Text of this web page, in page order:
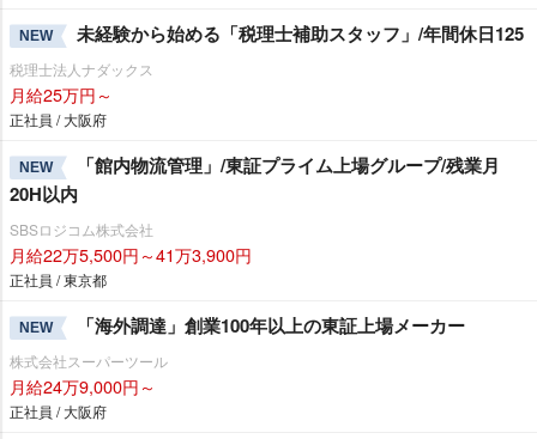
NEW 未経験から始める「税理士補助スタッフ」/年間休日125
税理士法人ナダックス
月給25万円～
正社員 / 大阪府
NEW
「館内物流管理」/東証プライム上場グループ/残業月
20H以内
SBSロジコム株式会社
月給22万5,500円～41万3,900円
正社員 / 東京都
NEW 「海外調達」創業100年以上の東証上場メーカー
株式会社スーパーツール
月給24万9,000円～
正社員 / 大阪府